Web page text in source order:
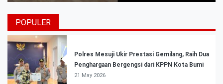
POPULER
Polres Mesuji Ukir Prestasi Gemilang, Raih Dua
Penghargaan Bergengsi dari KPPN Kota Bumi
21 May 2026